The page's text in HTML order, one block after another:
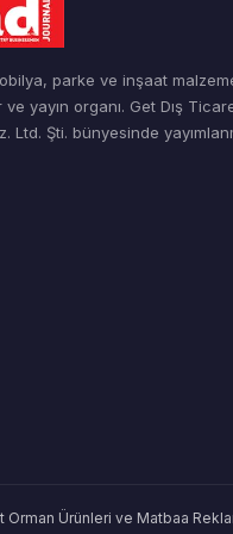
parke ve inşaat
yayın organı. Get Dış
Ltd. Şti. bünyesinde
Orman Ürünleri ve Matbaa